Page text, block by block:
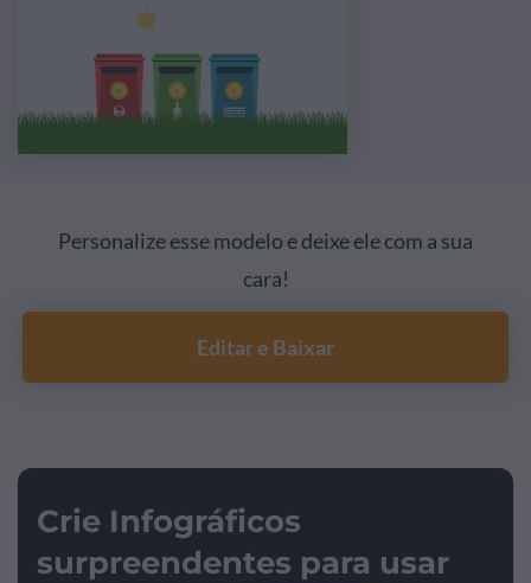
Personalize esse modelo e deixe ele com a sua
cara!
Editar e Baixar
Crie Infográficos
surpreendentes para usar